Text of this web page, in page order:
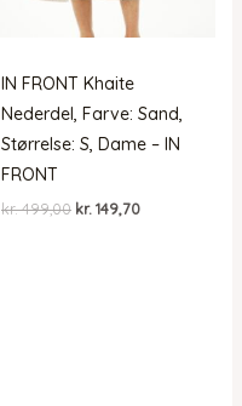
IN FRONT Khaite
Nederdel, Farve: Sand,
Størrelse: S, Dame – IN
FRONT
kr.499,00 Den
kr. 149,70Den